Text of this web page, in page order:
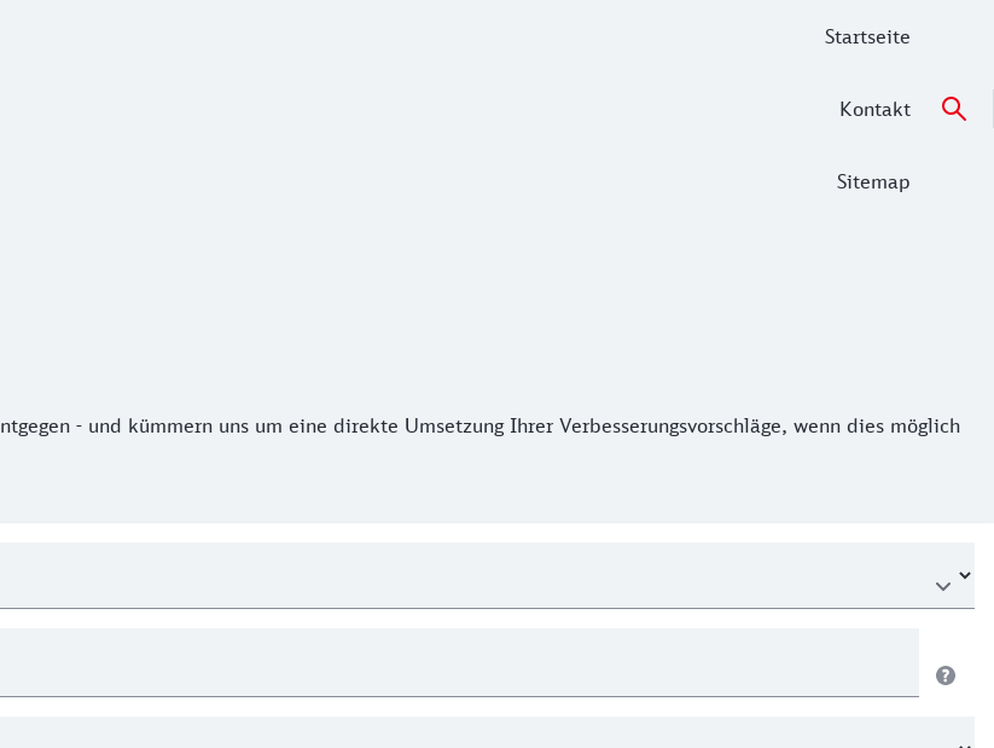
Startseite
Kontakt
Sitemap
- und kümmern uns um eine direkte Umsetzung Ihrer Verbesserungsvorschläge, wenn dies möglich